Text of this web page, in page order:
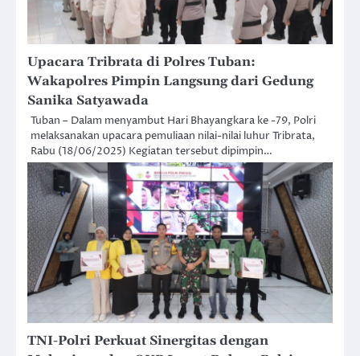
Upacara Tribrata di Polres Tuban:
Wakapolres Pimpin Langsung dari Gedung
Sanika Satyawada
Tuban – Dalam menyambut Hari Bhayangkara ke -79, Polri
melaksanakan upacara pemuliaan nilai-nilai luhur Tribrata,
Rabu (18/06/2025) Kegiatan tersebut dipimpin…
TNI-Polri Perkuat Sinergitas dengan